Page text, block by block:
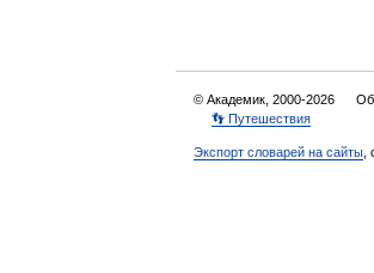
© Академик, 2000-2026
👣 Путешествия
Экспорт словарей на сайты